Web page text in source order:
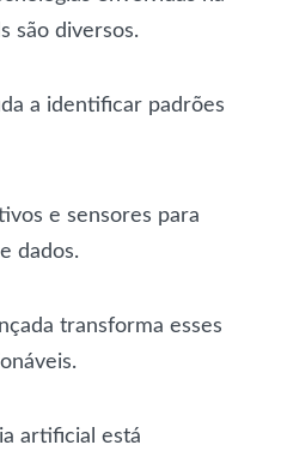
são diversos.
a identificar padrões
e sensores para
dados.
transforma esses
artificial está